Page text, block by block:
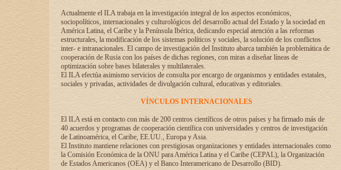
Actualmente el ILA trabaja en la investigación integral de los aspectos económicos,
sociopolíticos, internacionales y culturológicos del desarrollo actual del Estado y la sociedad en
América Latina, el Caribe y la Península Ibérica, dedicando especial atención a las reformas
estructurales, la modificación de los sistemas políticos y sociales, la solución de los conflictos
inter- e intranacionales. El campo de investigación del Instituto abarca también la problemática de
cooperación de Rusia con los países de dichas regiones, con miras a diseñar líneas de
optimización sobre bases bilaterales y multilaterales.
El ILA efectúa asimismo servicios de consulta por encargo de organismos y entidades estatales,
sociales y privadas, actividades de divulgación cultural, educativas y editoriales.
VÍNCULOS INTERNACIONALES
El ILA está en contacto con más de 200 centros científicos de otros países y ha firmado más de
40 acuerdos y programas de cooperación científica con universidades y centros de investigación
de Latinoamérica, el Caribe, EE.UU., Europa y Asia.
El Instituto mantiene relaciones con prestigiosas organizaciones y entidades internacionales como
la Comisión Económica de la ONU para América Latina y el Caribe (CEPAL), la Organización
de Estados Americanos (OEA) y el Banco Interamericano de Desarrollo (BID).